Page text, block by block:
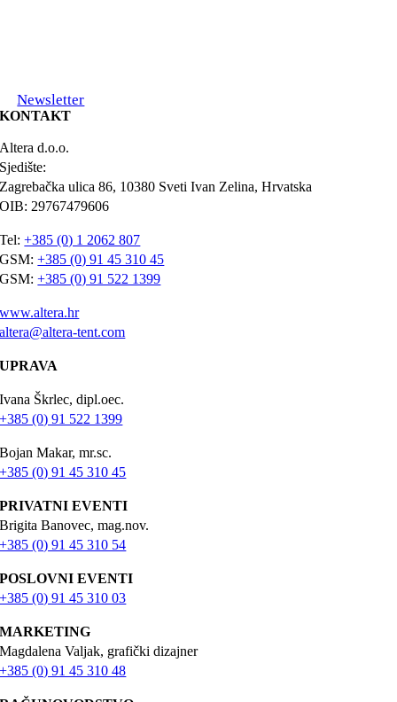
Newsletter
KONTAKT
Altera d.o.o.
Sjedište:
Zagrebačka ulica 86, 10380 Sveti Ivan Zelina, Hrvatska
OIB: 29767479606
Tel:+385 (0) 1 2062 807
GSM:+385 (0) 91 45 310 45
GSM:+385 (0) 91 522 1399
www.altera.hr
altera@altera-tent.com
UPRAVA
Ivana Škrlec, dipl.oec.
+385 (0) 91 522 1399
Bojan Makar, mr.sc.
+385 (0) 91 45 310 45
PRIVATNI EVENTI
Brigita Banovec, mag.nov.
+385 (0) 91 45 310 54
POSLOVNI EVENTI
+385 (0) 91 45 310 03
MARKETING
Magdalena Valjak, grafički dizajner
+385 (0) 91 45 310 48